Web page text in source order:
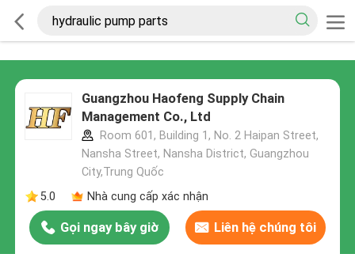
Guangzhou Haofeng Supply Chain
Management Co., Ltd
Room 601, Building 1, No. 2 Haipan Street,
Nansha Street, Nansha District, Guangzhou
City,Trung Quốc
5.0
Nhà cung cấp xác nhận
Gọi ngay bây giờ Liên hệ chúng tôi